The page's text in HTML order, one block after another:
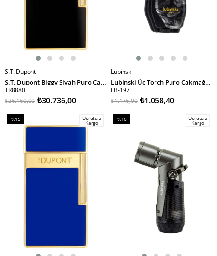
SEPETE EKLE
S.T. Dupont
S.T. Dupont Biggy Siyah Puro Çakmağı 25222
TR8880
₺30.736,00
₺36.160,00
SEPETE EKLE
Lubinski
Lubinski Üç Torch Puro Çakmağı Black Pattern LB-197
LB-197
₺1.058,40
₺1.176,00
%15
İndirim
Ücretsiz
Kargo
%10
Ücretsiz
Kargo